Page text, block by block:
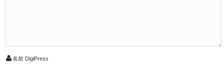
名前 DigiPress